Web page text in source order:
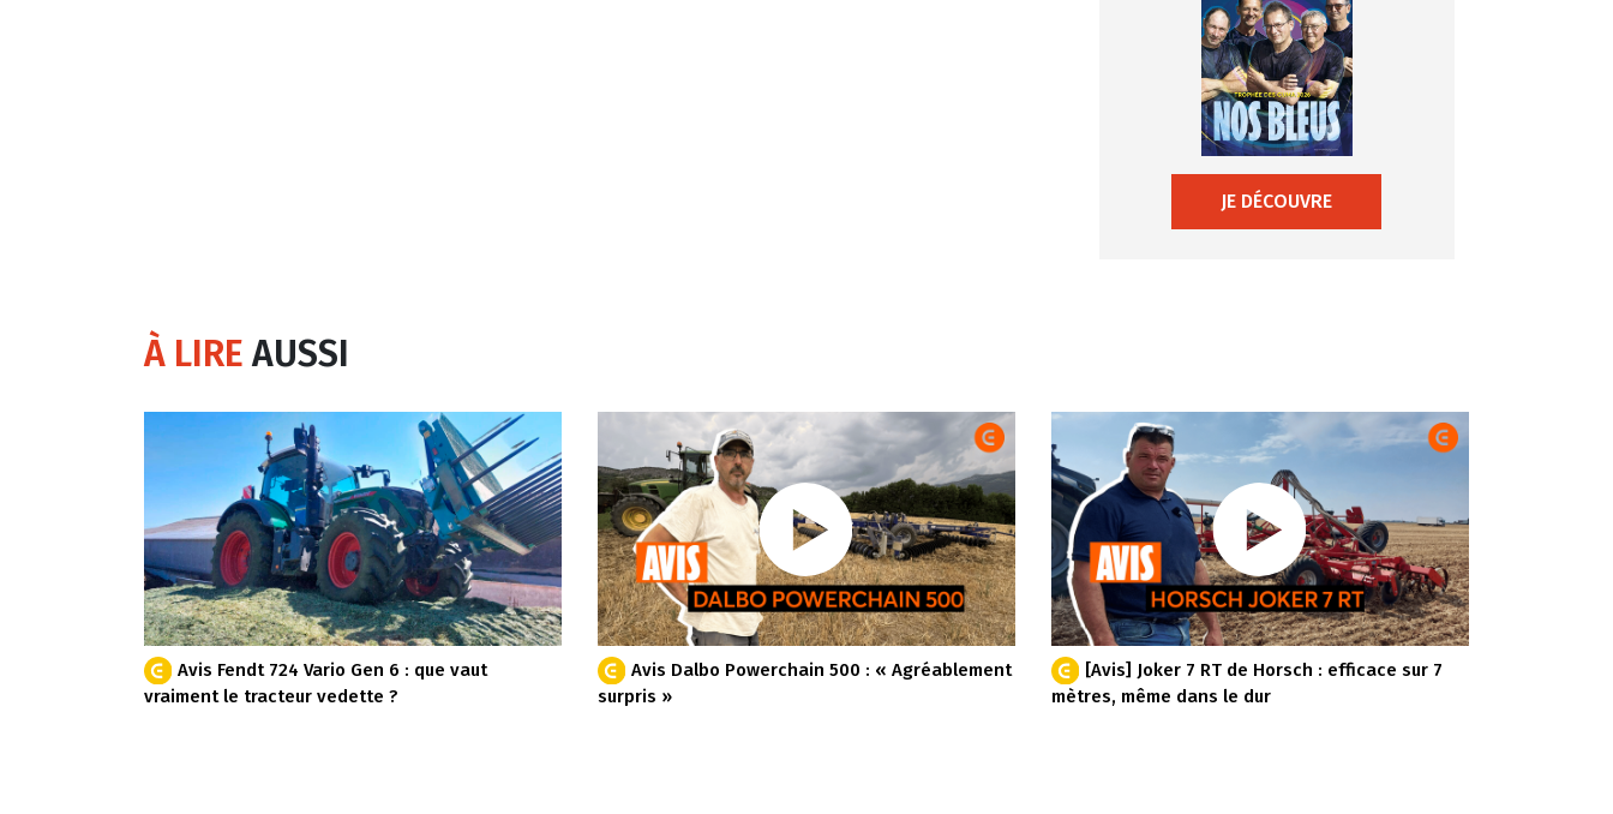
JE DÉCOUVRE
À LIREAUSSI
Avis Fendt 724 Vario Gen 6 : que vaut
vraiment le tracteur vedette ?
Avis Dalbo Powerchain 500 : « Agréablement
surpris »
[Avis] Joker 7 RT de Horsch : efficace sur 7
mètres, même dans le dur